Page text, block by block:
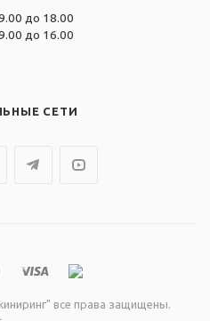
до 18.00
до 16.00
СЕТИ
все права защищены.